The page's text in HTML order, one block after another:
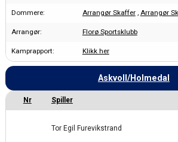
Dommere: Arrangør Skaffer, Arrangør
Arrangør: Florø Sportsklubb
Kamprapport: Klikk her
Askvoll/Holmedal
Tor Egil Furevikstrand